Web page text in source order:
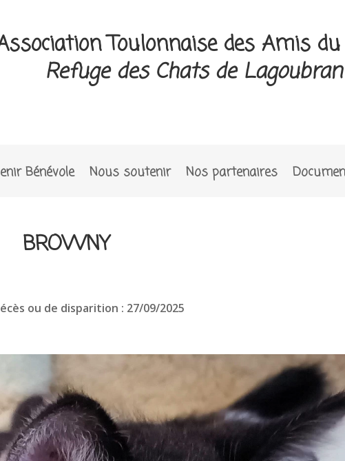
Toulonnaise des Amis
Refuge des Chats de Lagoubran
Bénévole Nous soutenir Nos partenaires
BROWNY
ou de disparition : 27/09/2025